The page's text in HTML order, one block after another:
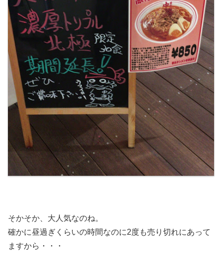
そかそか、大人気なのね。
確かに昼過ぎくらいの時間なのに2度も売り切れにあって
ますから・・・